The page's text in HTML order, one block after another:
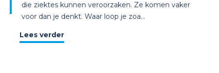
die ziektes kunnen veroorzaken. Ze komen vaker
voor dan je denkt. Waar loop je zoa...
Lees verder